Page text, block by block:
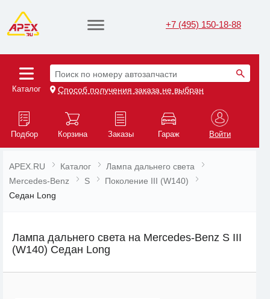
+7 (495) 150-18-88
Каталог
Поиск по номеру автозапчасти
Способ получения заказа не выбран
Подбор Корзина Заказы Гараж Войти
APEX.RU Каталог
Лампа дальнего света
Mercedes-Benz
S
Поколение III (W140)
Седан Long
Лампа дальнего света на Mercedes-Benz S III
(W140) Седан Long